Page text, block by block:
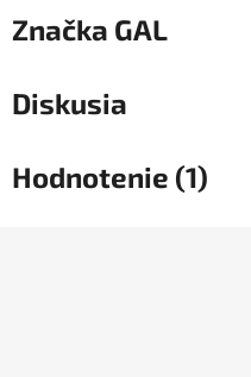
Značka GAL
Diskusia
Hodnotenie (1)